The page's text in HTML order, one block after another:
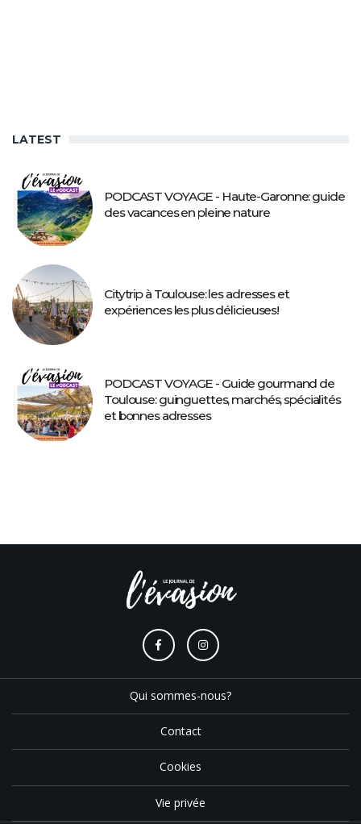
LATEST
PODCAST VOYAGE - Haute-Garonne: guide
des vacances en pleine nature
Citytrip à Toulouse: les adresses et
expériences les plus délicieuses!
PODCAST VOYAGE - Guide gourmand de
Toulouse: guinguettes, marchés, spécialités
et bonnes adresses
Qui sommes-nous?
Contact
Cookies
Vie privée